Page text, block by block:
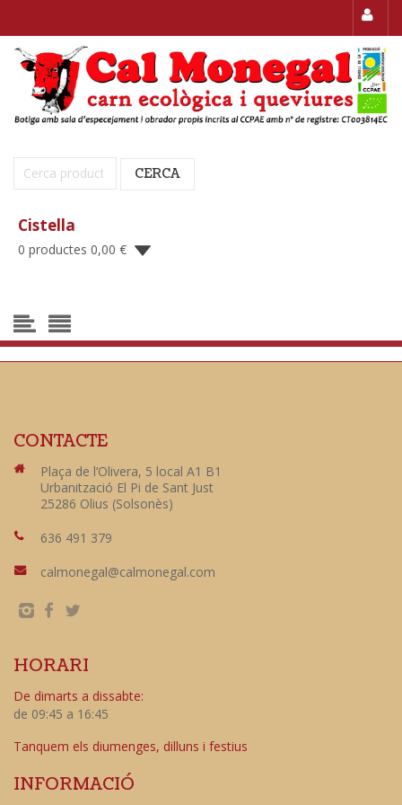
Cerca: CERCA
Cistella
0 productes 0,00 €
CONTACTE
Plaça de l’Olivera, 5 local A1 B1
Urbanització El Pi de Sant Just
25286 Olius (Solsonès)
636 491 379
calmonegal@calmonegal.com
HORARI
De dimarts a dissabte:
de 09:45 a 16:45
Tanquem els diumenges, dilluns i festius
INFORMACIÓ